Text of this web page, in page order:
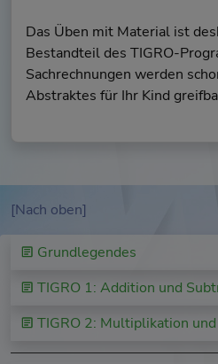
Das Üben mit Material ist
Bestandteil des TIGRO-
Sachrechnungen werden
Abstraktes für Ihr Kind
[Nach oben]
Grundlegendes
TIGRO 1: Addition und
TIGRO 2: Multiplikation